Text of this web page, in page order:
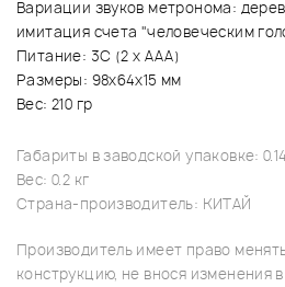
Вариации звуков метронома:
имитация счета "человеческим
Питание: 3С (2 х ААА)
Размеры: 98х64х15 мм
Вес: 210 гр
Габариты в заводской упаковке:
Вес: 0.2 кг
Страна-производитель: КИТАЙ
Производитель имеет право
конструкцию, не внося изменения